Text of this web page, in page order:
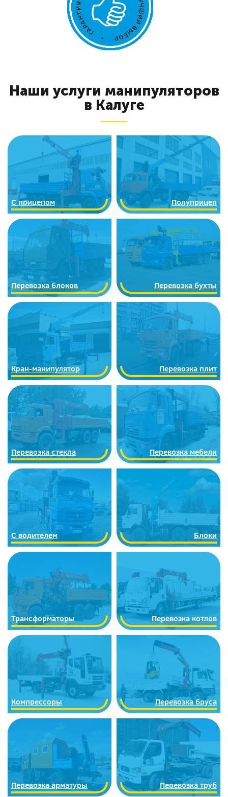
Наши услуги манипуляторов
в Калуге
C прицепом Полуприцеп
Перевозка блоков Перевозка бухты
Кран-манипулятор Перевозка плит
Перевозка стекла Перевозка мебели
С водителем Блоки
Трансформаторы Перевозка котлов
Компрессоры Перевозка бруса
Перевозка арматуры Перевозка труб